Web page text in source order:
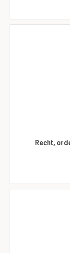
Recht,